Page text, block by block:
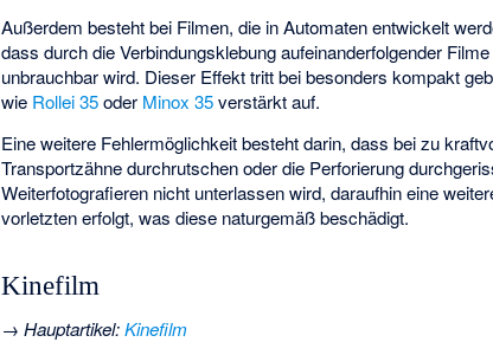
Außerdem besteht bei Filmen, die in Automaten entwickelt
dass durch die Verbindungsklebung aufeinanderfolgender
unbrauchbar wird. Dieser Effekt tritt bei besonders kompakt
wie Rollei 35oder Minox 35verstärkt auf.
Eine weitere Fehlermöglichkeit besteht darin, dass bei zu
Transportzähne durchrutschen oder die Perforierung
Weiterfotografieren nicht unterlassen wird, daraufhin eine
vorletzten erfolgt, was diese naturgemäß beschädigt.
Kinefilm
→Hauptartikel:Kinefilm